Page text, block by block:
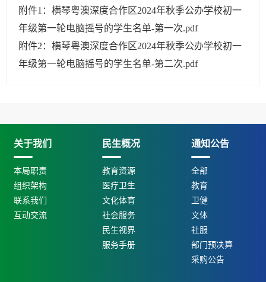
附件1：横琴粤澳深度合作区2024年秋季公办学校初一
年级第一轮电脑摇号的学生名单-第一次.pdf
附件2：横琴粤澳深度合作区2024年秋季公办学校初一
年级第一轮电脑摇号的学生名单-第二次.pdf
关于我们
本局职责
组织架构
联系我们
互动交流
民生概况
教育资源
医疗卫生
文化体育
社会服务
民生视界
服务手册
通知公告
全部
教育
卫健
文体
社服
部门预决算
采购公告